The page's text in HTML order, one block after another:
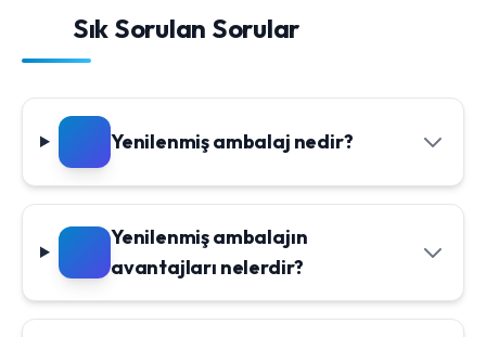
Sık Sorulan Sorular
Yenilenmiş ambalaj nedir?
Yenilenmiş ambalajın
avantajları nelerdir?